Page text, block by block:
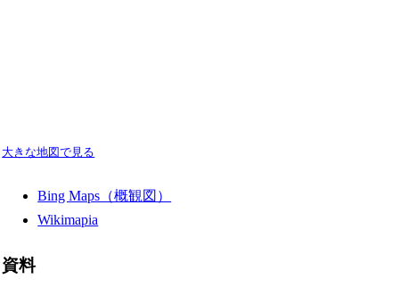
大きな地図で見る
Bing Maps（概観図）
Wikimapia
資料